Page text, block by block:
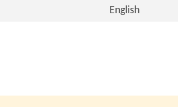
Bekijk
English